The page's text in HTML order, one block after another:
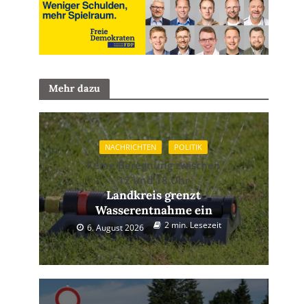
Mehr dazu
NACHRICHTEN POLITIK
Keine Beregnung zwischen
12 und 18 Uhr
Landkreis grenzt
Wasserentnahme ein
6. August 2026 2 min. Lesezeit